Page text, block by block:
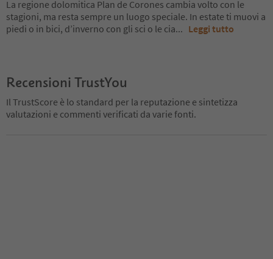
La regione dolomitica Plan de Corones cambia volto con le
stagioni, ma resta sempre un luogo speciale. In estate ti muovi a
piedi o in bici, d’inverno con gli sci o le cia... Leggi tutto
Recensioni TrustYou
Il TrustScore è lo standard per la reputazione e sintetizza
valutazioni e commenti verificati da varie fonti.